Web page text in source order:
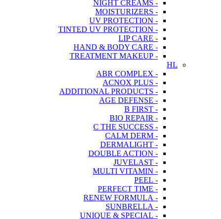
- NIGHT CREAMS
- MOISTURIZERS
- UV PROTECTION
- TINTED UV PROTECTION
- LIP CARE
- HAND & BODY CARE
- TREATMENT MAKEUP
HL
- ABR COMPLEX
- ACNOX PLUS
- ADDITIONAL PRODUCTS
- AGE DEFENSE
- B FIRST
- BIO REPAIR
- C THE SUCCESS
- CALM DERM
- DERMALIGHT
- DOUBLE ACTION
- JUVELAST
- MULTI VITAMIN
- PEEL
- PERFECT TIME
- RENEW FORMULA
- SUNBRELLA
- UNIQUE & SPECIAL